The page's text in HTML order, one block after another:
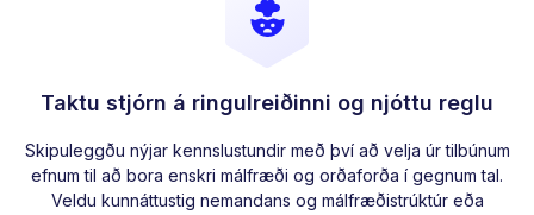
Taktu stjórn á ringulreiðinni og njóttu reglu
Skipuleggðu nýjar kennslustundir með því að velja úr tilbúnum
efnum til að bora enskri málfræði og orðaforða í gegnum tal.
Veldu kunnáttustig nemandans og málfræðistrúktúr eða